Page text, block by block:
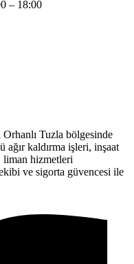
– 18:00
Tuzla bölgesinde
kaldırma işleri, inşaat
liman hizmetleri
ve sigorta güvencesi ile